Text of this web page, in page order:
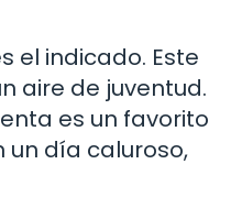
el indicado. Este
aire de juventud.
es un favorito
un día caluroso,